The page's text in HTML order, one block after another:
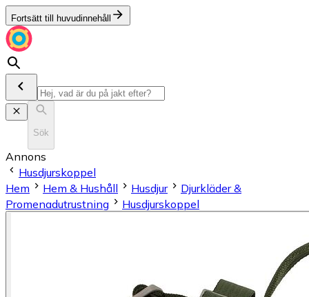
Fortsätt till huvudinnehåll
Sök
Annons
Husdjurskoppel
Hem
Hem & Hushåll Husdjur
Djurkläder &
Promenadutrustning
Husdjurskoppel